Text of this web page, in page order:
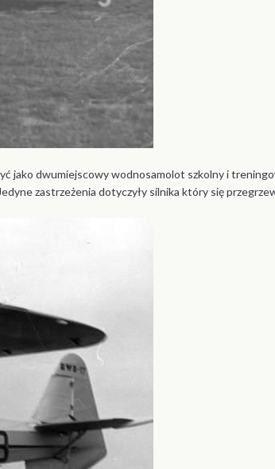
jako dwumiejscowy wodnosamolot szkolny i
zastrzeżenia dotyczyły silnika który się